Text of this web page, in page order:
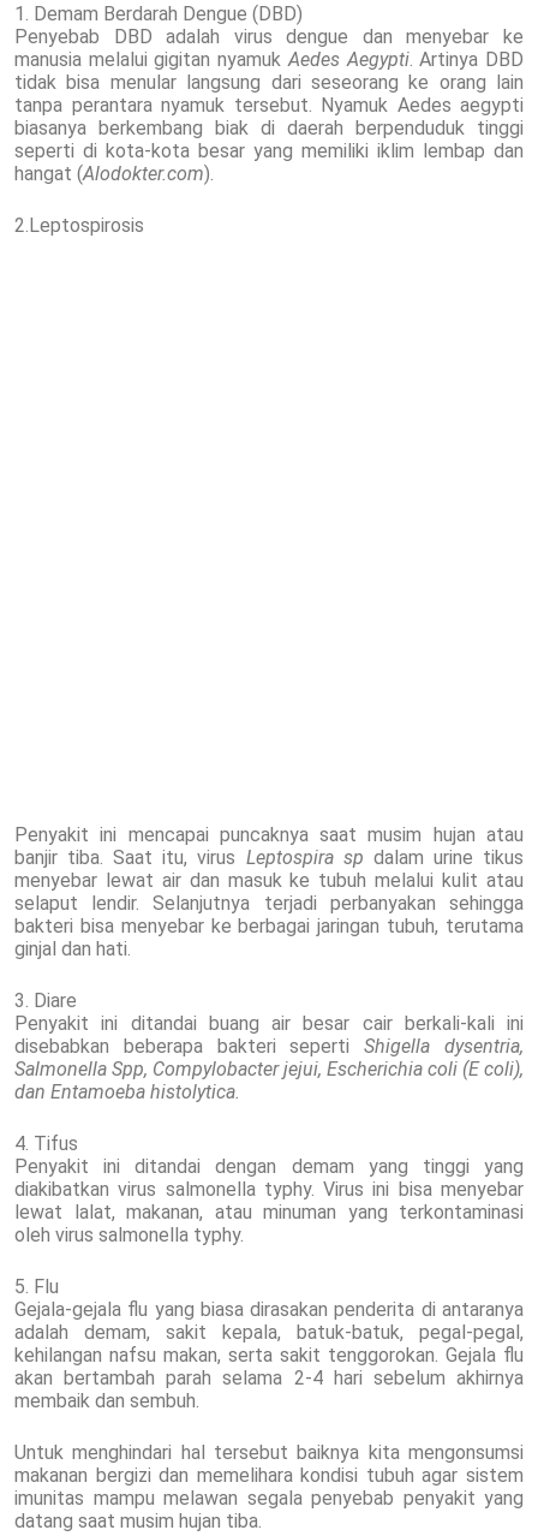
1. Demam Berdarah Dengue (DBD)
Penyebab DBD adalah virus dengue dan menyebar ke
manusia melalui gigitan nyamuk Aedes Aegypti. Artinya DBD
tidak bisa menular langsung dari seseorang ke orang lain
tanpa perantara nyamuk tersebut. Nyamuk Aedes aegypti
biasanya berkembang biak di daerah berpenduduk tinggi
seperti di kota-kota besar yang memiliki iklim lembap dan
hangat (Alodokter.com).
2.Leptospirosis
Penyakit ini mencapai puncaknya saat musim hujan atau
banjir tiba. Saat itu, virus Leptospira sp dalam urine tikus
menyebar lewat air dan masuk ke tubuh melalui kulit atau
selaput lendir. Selanjutnya terjadi perbanyakan sehingga
bakteri bisa menyebar ke berbagai jaringan tubuh, terutama
ginjal dan hati.
3. Diare
Penyakit ini ditandai buang air besar cair berkali-kali ini
disebabkan beberapa bakteri sepertiShigella dysentria,
Salmonella Spp, Compylobacter jejui, Escherichia coli (E coli),
dan Entamoeba histolytica.
4. Tifus
Penyakit ini ditandai dengan demam yang tinggi yang
diakibatkan virus salmonella typhy. Virus ini bisa menyebar
lewat lalat, makanan, atau minuman yang terkontaminasi
oleh virus salmonella typhy.
5. Flu
Gejala-gejala flu yang biasa dirasakan penderita di antaranya
adalah demam, sakit kepala, batuk-batuk, pegal-pegal,
kehilangan nafsu makan, serta sakit tenggorokan. Gejala flu
akan bertambah parah selama 2-4 hari sebelum akhirnya
membaik dan sembuh.
Untuk menghindari hal tersebut baiknya kita mengonsumsi
makanan bergizi dan memelihara kondisi tubuh agar sistem
imunitas mampu melawan segala penyebab penyakit yang
datang saat musim hujan tiba.